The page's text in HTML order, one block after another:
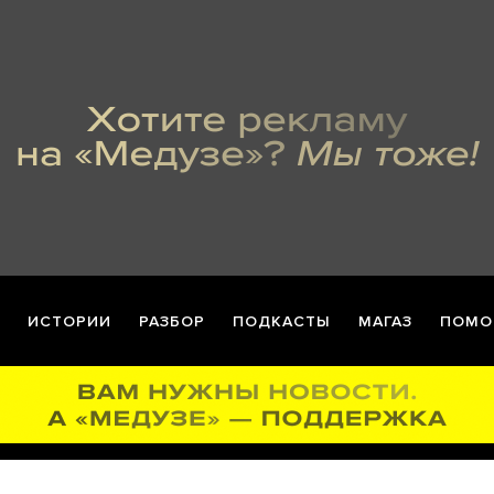
ИСТОРИИ РАЗБОР ПОДКАСТЫ МАГАЗ